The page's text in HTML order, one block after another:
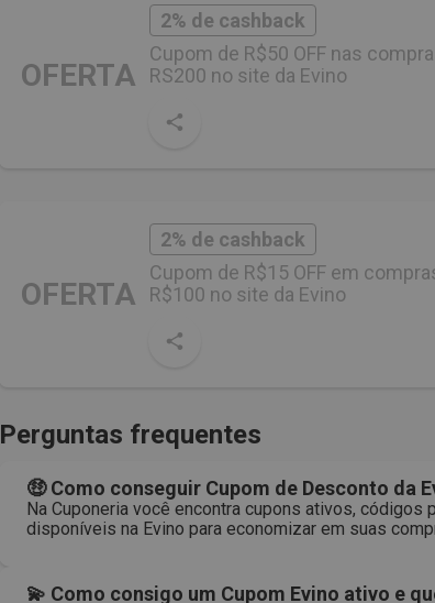
OFERTA
2% de cashback
Cupom de R$50 OFF nas
RS200 no site da Evino
OFERTA
2% de cashback
Cupom de R$15 OFF em
R$100 no site da Evino
Perguntas frequentes
🤑 Como conseguir Cupom de Desconto da
Na Cuponeria você encontra cupons ativos,
disponíveis na Evino para economizar em suas
💫 Como consigo um Cupom Evino ativo e